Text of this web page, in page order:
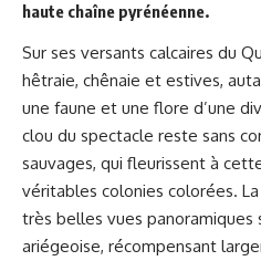
haute chaîne pyrénéenne.
Sur ses versants calcaires du
hêtraie, chênaie et estives,
une faune et une flore d’une
clou du spectacle reste sans
sauvages, qui fleurissent à
véritables colonies colorées.
très belles vues panoramiques
ariégeoise, récompensant